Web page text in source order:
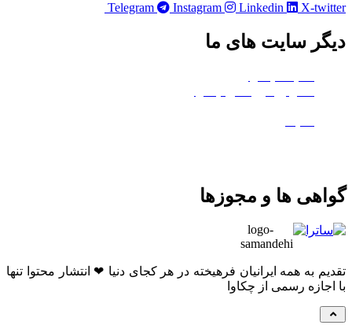
Telegram
Instagram Linkedin X-twitter
دیگر سایت های ما
گواهی ها و مجوزها
تقدیم به همه ایرانیان فرهیخته در هر کجای دنیا ❤ انتشار محتوا تنها
با اجازه رسمی از چکاوا